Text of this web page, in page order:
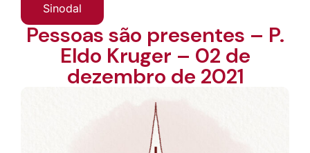
Sinodal
Pessoas são presentes – P.
Eldo Kruger – 02 de
dezembro de 2021